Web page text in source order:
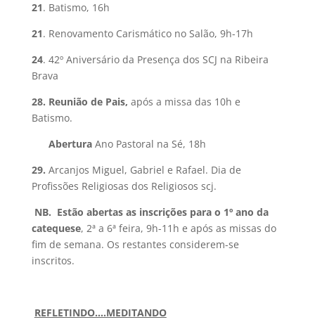
21. Batismo, 16h
21. Renovamento Carismático no Salão, 9h-17h
24. 42º Aniversário da Presença dos SCJ na Ribeira
Brava
28. Reunião de Pais, após a missa das 10h e
Batismo.
Abertura Ano Pastoral na Sé, 18h
29. Arcanjos Miguel, Gabriel e Rafael. Dia de
Profissões Religiosas dos Religiosos scj.
NB. Estão abertas as inscrições para o 1º ano da
catequese, 2ª a 6ª feira, 9h-11h e após as missas do
fim de semana. Os restantes considerem-se
inscritos.
REFLETINDO….MEDITANDO